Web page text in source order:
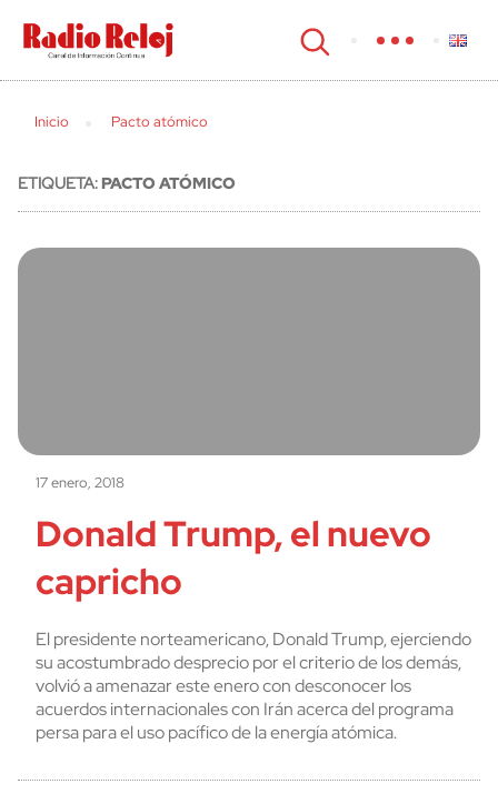
cerrar
Inicio Pacto atómico
ETIQUETA:PACTO ATÓMICO
17 enero, 2018
Donald Trump, el nuevo
capricho
El presidente norteamericano, Donald Trump, ejerciendo
su acostumbrado desprecio por el criterio de los demás,
volvió a amenazar este enero con desconocer los
acuerdos internacionales con Irán acerca del programa
persa para el uso pacífico de la energía atómica.